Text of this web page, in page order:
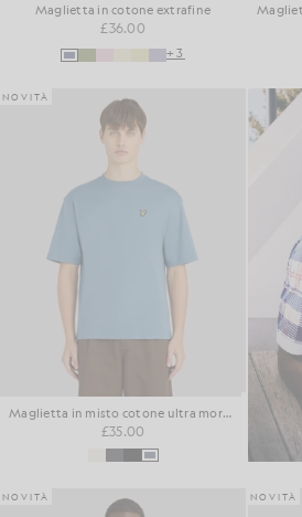
Maglietta in cotone extrafine
£36.00
+3
NOVITÀ
Maglietta in misto cotone ultra morbido
£35.00
NOVITÀ NOVITÀ